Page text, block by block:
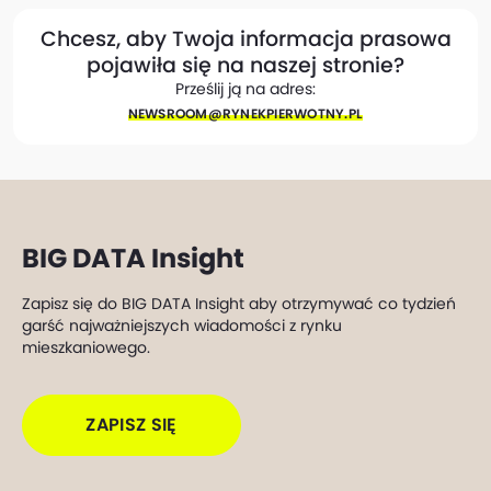
Chcesz, aby Twoja informacja prasowa
pojawiła się na naszej stronie?
Prześlij ją na adres:
NEWSROOM@​RYNEKPIERWOTNY.PL
BIG DATA Insight
Zapisz się do BIG DATA Insight aby otrzymywać co tydzień
garść najważniejszych wiadomości z rynku
mieszkaniowego.
ZAPISZ SIĘ